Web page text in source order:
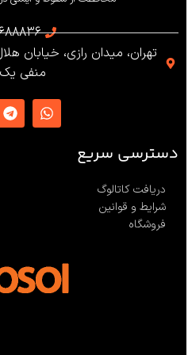
تهران، میدان رازی، خیابان
منفی یک
دسترسی سریع
دریافت کاتالوگ
شرایط و قوانین
فروشگاه